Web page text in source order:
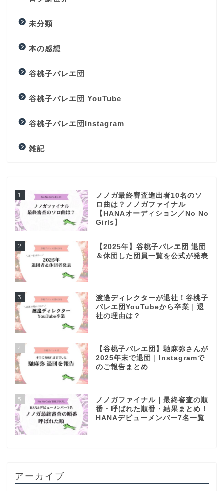
未分類
本の感想
谷桃子バレエ団
谷桃子バレエ団 YouTube
谷桃子バレエ団Instagram
雑記
1
ノノガ最終審査進出者10名のソ
ロ曲は？ノノガファイナル
【HANAオーディション／No No
Girls】
2
【2025年】谷桃子バレエ団 退団
＆休団した団員一覧を公式が発表
3
渡邊ディレクターが退社！谷桃子
バレエ団YouTubeから卒業｜退
社の理由は？
4
【谷桃子バレエ団】馳麻弥さんが
2025年末で退団｜Instagramで
のご報告まとめ
5
ノノガファイナル｜最終審査の順
番・呼ばれた順番・結果まとめ！
HANAデビューメンバー7名一覧
アーカイブ